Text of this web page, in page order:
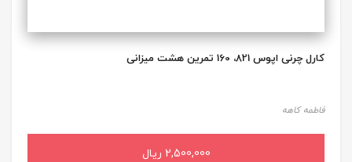
کارل چرنی اپوس 821، 160 تمرین هشت میزانی
فاطمه کاهه
2,500,000 ریال
افزودن به سبد خرید